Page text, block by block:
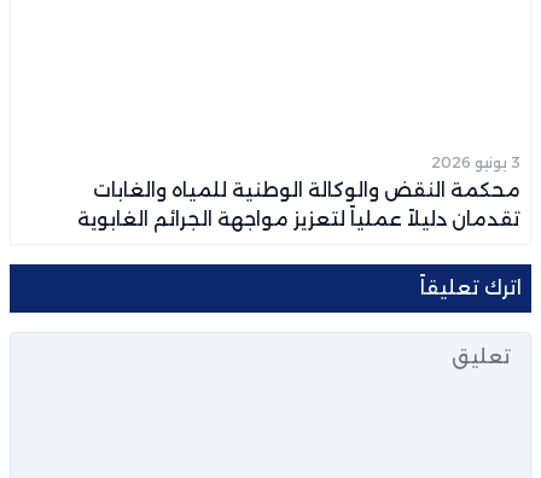
3 يونيو 2026
محكمة النقض والوكالة الوطنية للمياه والغابات
تقدمان دليلاً عملياً لتعزيز مواجهة الجرائم الغابوية
اترك تعليقاً